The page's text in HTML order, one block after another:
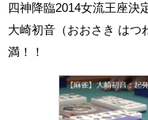
四神降臨2014女流王座決
大崎初音（おおさき はつ
満！！